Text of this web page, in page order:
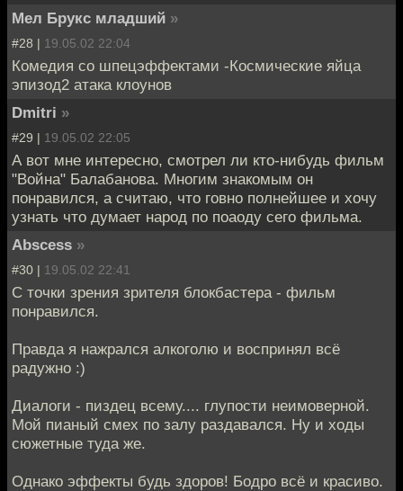
Мел Брукс младший »
#28 | 19.05.02 22:04
Комедия со шпецэффектами -Космические яйца
эпизод2 атака клоунов
Dmitri »
#29 | 19.05.02 22:05
А вот мне интересно, смотрел ли кто-нибудь фильм
"Война" Балабанова. Многим знакомым он
понравился, а считаю, что говно полнейшее и хочу
узнать что думает народ по поаоду сего фильма.
Abscess »
#30 | 19.05.02 22:41
С точки зрения зрителя блокбастера - фильм
понравился.
Правда я нажрался алкоголю и воспринял всё
радужно :)
Диалоги - пиздец всему.... глупости неимоверной.
Мой пианый смех по залу раздавался. Ну и ходы
сюжетные туда же.
Однако эффекты будь здоров! Бодро всё и красиво.